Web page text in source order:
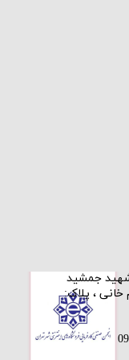
شهید جمشید
، پلاک: